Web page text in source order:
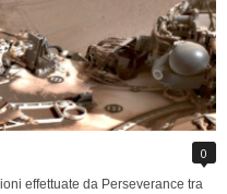
0
effettuate da Perseverance tra